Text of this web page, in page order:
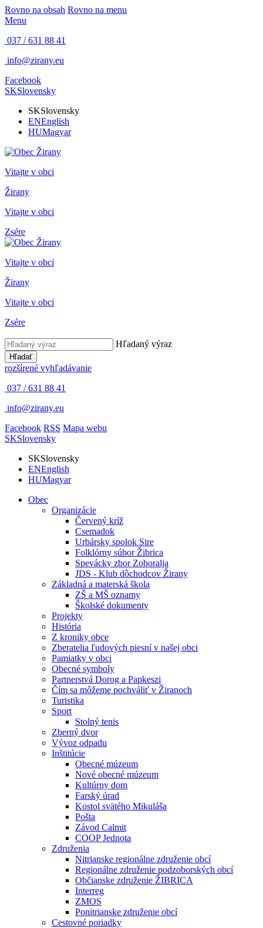
Rovno na obsah Rovno na menu
Menu
037 / 631 88 41
info@zirany.eu
Facebook
SKSlovensky
SKSlovensky
ENEnglish
HUMagyar
Vitajte v obci
Žirany
Vitajte v obci
Zsére
Vitajte v obci
Žirany
Vitajte v obci
Zsére
Hľadaný výraz
Hľadať
rozšírené vyhľadávanie
037 / 631 88 41
info@zirany.eu
Facebook RSS Mapa webu
SKSlovensky
SKSlovensky
ENEnglish
HUMagyar
Obec
Organizácie
Červený kríž
Csemadok
Urbársky spolok Sire
Folklórny súbor Žibrica
Spevácky zbor Zoboralja
JDS - Klub dôchodcov Žirany
Základná a materská škola
ZŠ a MŠ oznamy
Školské dokumenty
Projekty
História
Z kroniky obce
Zberatelia ľudových piesní v našej obci
Pamiatky v obci
Obecné symboly
Partnerstvá Dorog a Papkeszi
Čím sa môžeme pochváliť v Žiranoch
Turistika
Sport
Stolný tenis
Zberný dvor
Vývoz odpadu
Inštitúcie
Obecné múzeum
Nové obecné múzeum
Kultúrny dom
Farský úrad
Kostol svätého Mikuláša
Pošta
Závod Calmit
COOP Jednota
Združenia
Nitrianske regionálne združenie obcí
Regionálne združenie podzoborských obcí
Občianske združenie ŽIBRICA
Interreg
ZMOS
Ponitrianske združenie obcí
Cestovné poriadky